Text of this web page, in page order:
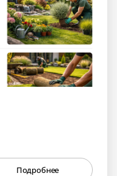
Подробнее